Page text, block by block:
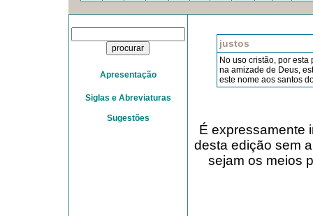
Apresentação
Siglas e Abreviaturas
Sugestões
justos
No uso cristão, por
na amizade de Deus,
este nome aos santos
É expressamente
desta edição sem
sejam os meios